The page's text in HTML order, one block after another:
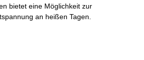
bietet eine Möglichkeit zur
an heißen Tagen.